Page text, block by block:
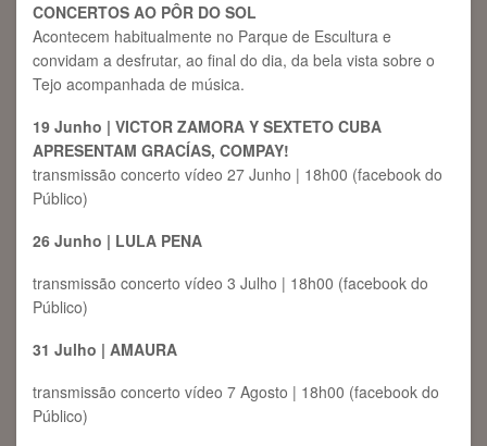
CONCERTOS AO PÔR DO SOL
Acontecem habitualmente no Parque de Escultura e
convidam a desfrutar, ao final do dia, da bela vista sobre o
Tejo acompanhada de música.
19 Junho | VICTOR ZAMORA Y SEXTETO CUBA
APRESENTAM GRACÍAS, COMPAY!
transmissão concerto vídeo 27 Junho | 18h00 (facebook do
Público)
26 Junho | LULA PENA
transmissão concerto vídeo 3 Julho | 18h00 (facebook do
Público)
31 Julho | AMAURA
transmissão concerto vídeo 7 Agosto | 18h00 (facebook do
Público)